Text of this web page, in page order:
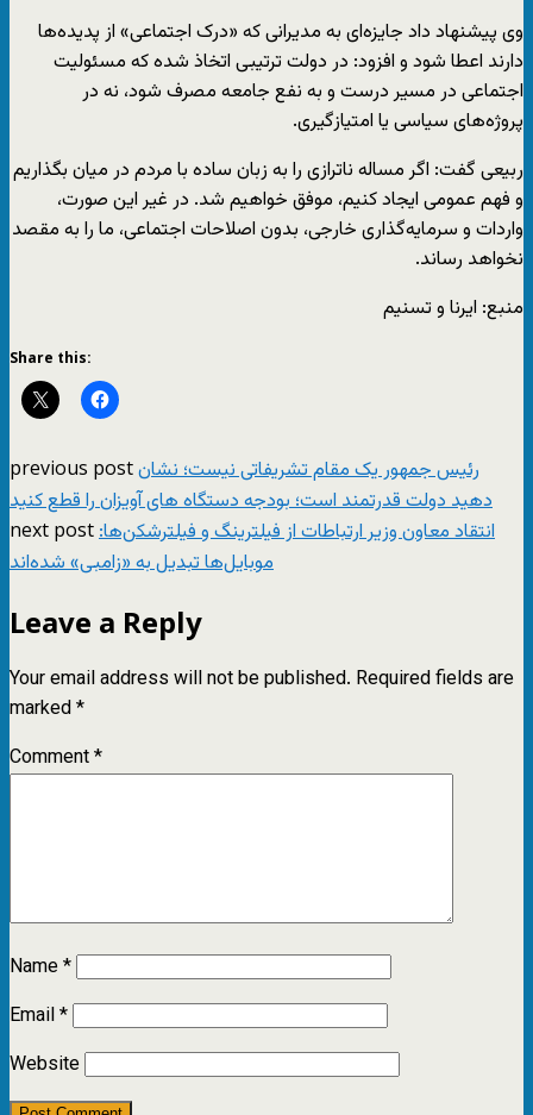
وی پیشنهاد داد جایزه‌ای به مدیرانی که «درک اجتماعی» از پدیده‌ها
دارند اعطا شود و افزود: در دولت ترتیبی اتخاذ شده که مسئولیت
اجتماعی در مسیر درست و به نفع جامعه مصرف شود، نه در
پروژه‌های سیاسی یا امتیازگیری.
ربیعی گفت: اگر مساله ناترازی را به زبان ساده با مردم در میان بگذاریم
و فهم عمومی ایجاد کنیم، موفق خواهیم شد. در غیر این صورت،
واردات و سرمایه‌گذاری خارجی، بدون اصلاحات اجتماعی، ما را به مقصد
نخواهد رساند.
منبع: ایرنا و تسنیم
Share this:
previous postرئیس جمهور یک مقام تشریفاتی نیست؛ نشان
دهید دولت قدرتمند است؛ بودجه دستگاه های آویزان را قطع کنید
next postانتقاد معاون وزیر ارتباطات از فیلترینگ و فیلترشکن‌ها:
موبایل‌ها تبدیل به «زامبی» شده‌اند
Leave a Reply
Your email address will not be published. Required fields are
marked*
Comment*
Name*
Email*
Website